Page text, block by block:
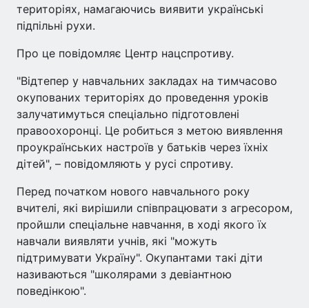
територіях, намагаючись виявити українські
підпільні рухи.
Про це повідомляє Центр нацспротиву.
"Відтепер у навчальних закладах на тимчасово
окупованих територіях до проведення уроків
залучатимуться спеціально підготовлені
правоохоронці. Це робиться з метою виявлення
проукраїнських настроїв у батьків через їхніх
дітей", – повідомляють у русі спротиву.
Перед початком нового навчального року
вчителі, які вирішили співпрацювати з агресором,
пройшли спеціальне навчання, в ході якого їх
навчали виявляти учнів, які "можуть
підтримувати Україну". Окупантами такі діти
називаються "школярами з девіантною
поведінкою".